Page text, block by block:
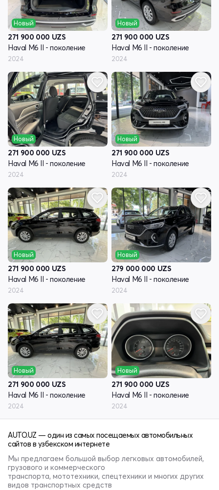
Новый
271 900 000 UZS
Haval M6 II - поколение
2024
Новый
271 900 000 UZS
Haval M6 II - поколение
2024
Новый
271 900 000 UZS
Haval M6 II - поколение
2024
Новый
271 900 000 UZS
Haval M6 II - поколение
2024
Новый
271 900 000 UZS
Haval M6 II - поколение
2024
Новый
279 000 000 UZS
Haval M6 II - поколение
2024
Новый
271 900 000 UZS
Haval M6 II - поколение
2024
Новый
271 900 000 UZS
Haval M6 II - поколение
2024
AUTO.UZ — один из самых посещаемых автомобильных
сайтов в узбекском интернете
Мы предлагаем большой выбор легковых автомобилей,
грузового и коммерческого
транспорта, мототехники, спецтехники и многих других
видов транспортных средств